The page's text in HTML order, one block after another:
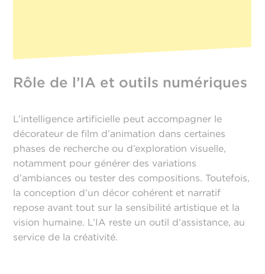
Rôle de l’IA et outils numériques
L’intelligence artificielle peut accompagner le
décorateur de film d’animation dans certaines
phases de recherche ou d’exploration visuelle,
notamment pour générer des variations
d’ambiances ou tester des compositions. Toutefois,
la conception d’un décor cohérent et narratif
repose avant tout sur la sensibilité artistique et la
vision humaine. L’IA reste un outil d’assistance, au
service de la créativité.